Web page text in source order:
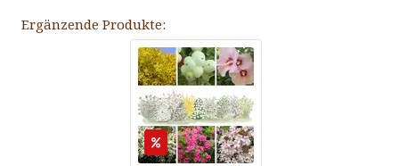
Ergänzende Produkte: